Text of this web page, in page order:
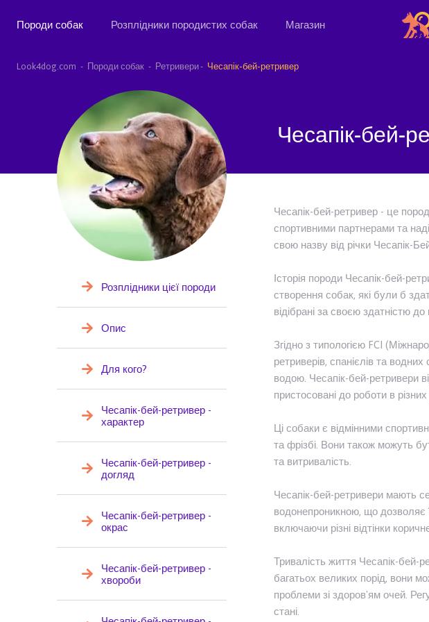
Породи собак Розплідники породистих собак Магазин
Look4dog.com Породи собак Ретривери Чесапік-бей-ретривер
Чесапік-бей-
Розплідники цієї породи
Опис
Для кого?
Чесапік-бей-ретривер -
характер
Чесапік-бей-ретривер -
догляд
Чесапік-бей-ретривер -
окрас
Чесапік-бей-ретривер -
хвороби
Чесапік-бей-ретривер - це
спортивними партнерами та
свою назву від річки Чесапік-
Історія породи Чесапік-бей-
створення собак, які були б
відібрані за своєю здатністю
Згідно з типологією FCI
ретриверів, спанієлів та
водою. Чесапік-бей-ретривери
пристосовані до роботи в
Ці собаки є відмінними
та фрізбі. Вони також можуть
та витривалість.
Чесапік-бей-ретривери мають
водонепроникною, що дозволяє
включаючи різні відтінки
Тривалість життя Чесапік-бей-
багатьох великих порід, вони
проблеми зі здоров'ям очей.
стані.